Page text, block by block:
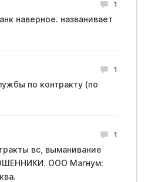
1
наверное. названивает
1
по контракту (по
1
вс, выманивание
ООО Магнум: